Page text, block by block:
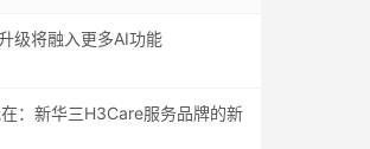
级将融入更多AI功能
：新华三H3Care服务品牌的新